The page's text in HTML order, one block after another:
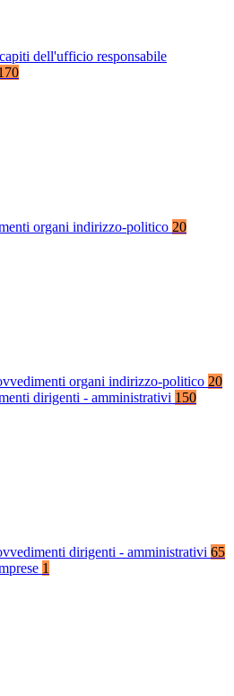
dell'ufficio responsabile
organi indirizzo-politico 20
organi indirizzo-politico 20
dirigenti - amministrativi 150
dirigenti - amministrativi 65
1